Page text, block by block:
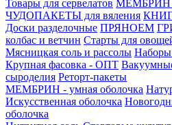
Товары для сервелатов МЕМБРИН -
ЧУДОПАКЕТЫ для вяления
Доски разделочные ПРЯНОЕМ
колбас и ветчин Старты для
Мясницкая соль и рассолы Наборы
Крупная фасовка - ОПТ
сыроделия Реторт-пакеты
МЕМБРИН - умная оболочка
Искусственная оболочка
оболочка